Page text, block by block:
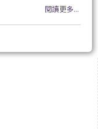
閱讀更多...